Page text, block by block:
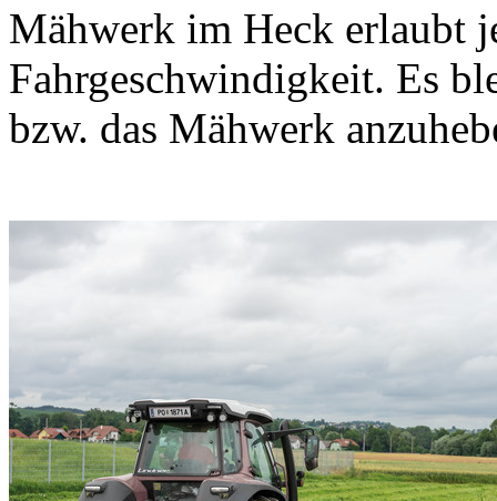
Mähwerk im Heck erlaubt
Fahrgeschwindigkeit. Es
bzw. das Mähwerk